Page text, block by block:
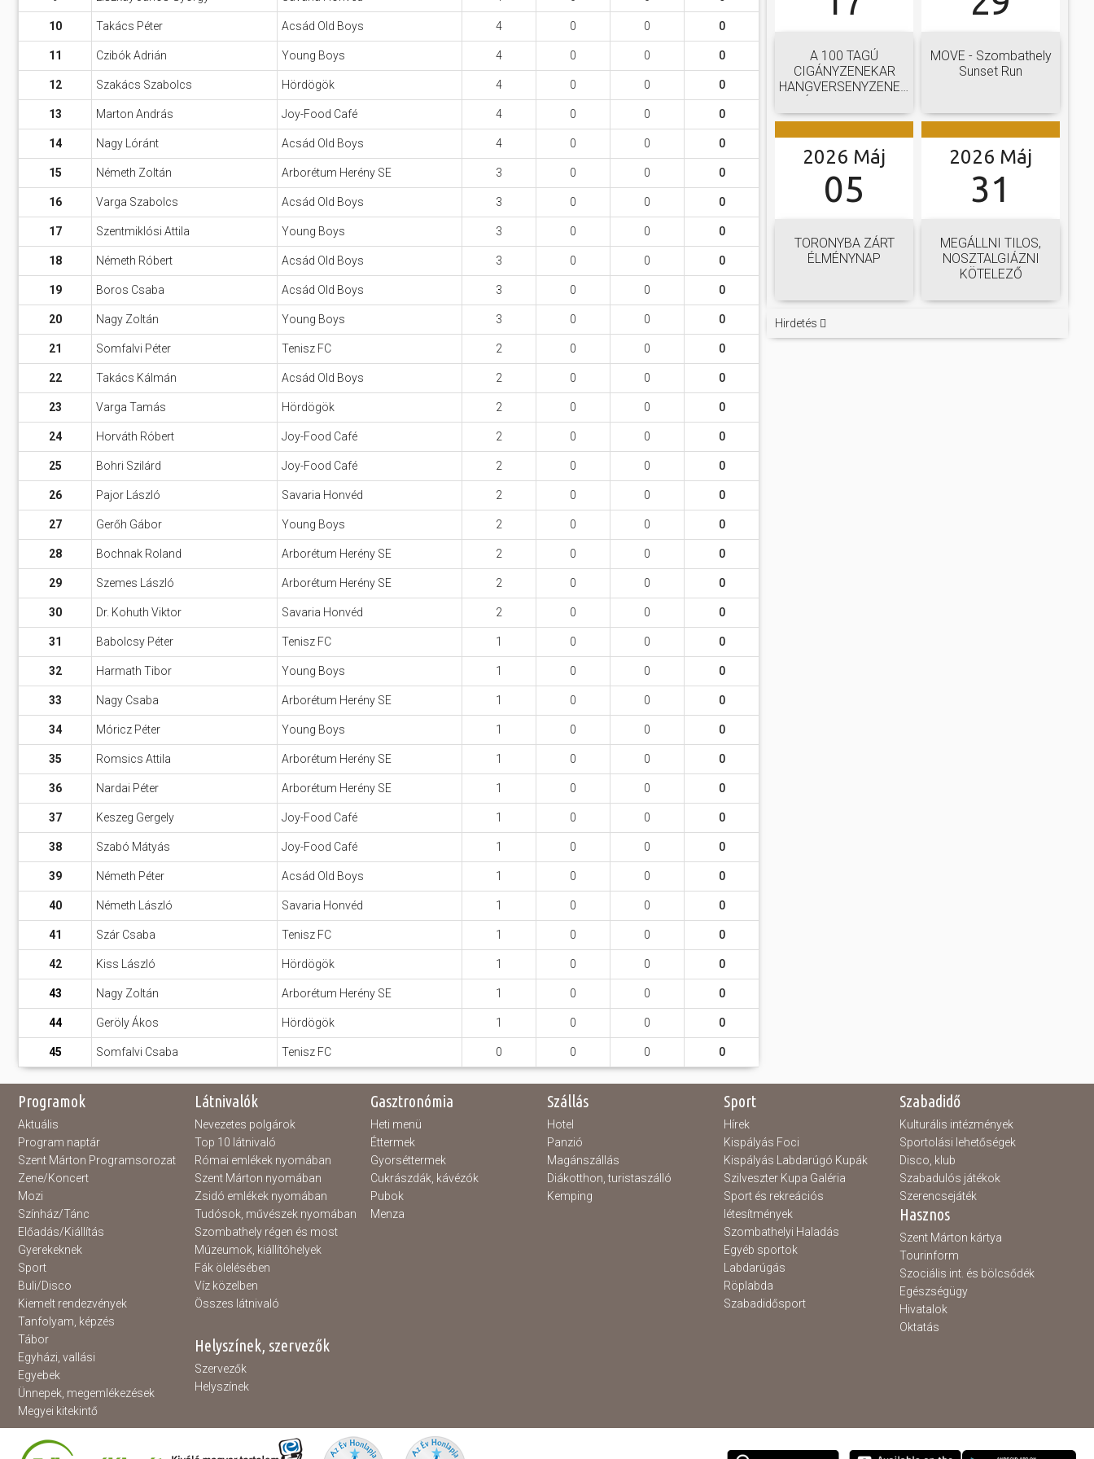
A 100 TAGÚ
CIGÁNYZENEKAR
HANGVERSENYZENEKARI
MOVE - Szombathely
Sunset Run
2026 Máj
05
TORONYBA ZÁRT
ÉLMÉNYNAP
2026 Máj
31
MEGÁLLNI TILOS,
NOSZTALGIÁZNI
KÖTELEZŐ
Hirdetés
10 Takács Péter Acsád Old Boys 4 0 0 0
11 Czibók Adrián Young Boys 4 0 0 0
12 Szakács Szabolcs Hördögök 4 0 0 0
13 Marton András Joy-Food Café 4 0 0 0
14 Nagy Lóránt Acsád Old Boys 4 0 0 0
15 Németh Zoltán Arborétum Herény SE 3 0 0 0
16 Varga Szabolcs Acsád Old Boys 3 0 0 0
17 Szentmiklósi Attila Young Boys 3 0 0 0
18 Németh Róbert Acsád Old Boys 3 0 0 0
19 Boros Csaba Acsád Old Boys 3 0 0 0
20 Nagy Zoltán Young Boys 3 0 0 0
21 Somfalvi Péter Tenisz FC 2 0 0 0
22 Takács Kálmán Acsád Old Boys 2 0 0 0
23 Varga Tamás Hördögök 2 0 0 0
24 Horváth Róbert Joy-Food Café 2 0 0 0
25 Bohri Szilárd Joy-Food Café 2 0 0 0
26 Pajor László Savaria Honvéd 2 0 0 0
27 Gerőh Gábor Young Boys 2 0 0 0
28 Bochnak Roland Arborétum Herény SE 2 0 0 0
29 Szemes László Arborétum Herény SE 2 0 0 0
30 Dr. Kohuth Viktor Savaria Honvéd 2 0 0 0
31 Babolcsy Péter Tenisz FC 1 0 0 0
32 Harmath Tibor Young Boys 1 0 0 0
33 Nagy Csaba Arborétum Herény SE 1 0 0 0
34 Móricz Péter Young Boys 1 0 0 0
35 Romsics Attila Arborétum Herény SE 1 0 0 0
36 Nardai Péter Arborétum Herény SE 1 0 0 0
37 Keszeg Gergely Joy-Food Café 1 0 0 0
38 Szabó Mátyás Joy-Food Café 1 0 0 0
39 Németh Péter Acsád Old Boys 1 0 0 0
40 Németh László Savaria Honvéd 1 0 0 0
41 Szár Csaba Tenisz FC 1 0 0 0
42 Kiss László Hördögök 1 0 0 0
43 Nagy Zoltán Arborétum Herény SE 1 0 0 0
44 Geröly Ákos Hördögök 1 0 0 0
45 Somfalvi Csaba Tenisz FC 0 0 0 0
Programok
Aktuális
Program naptár
Szent Márton Programsorozat
Zene/Koncert
Mozi
Színház/Tánc
Előadás/Kiállítás
Gyerekeknek
Sport
Buli/Disco
Kiemelt rendezvények
Tanfolyam, képzés
Tábor
Egyházi, vallási
Egyebek
Ünnepek, megemlékezések
Megyei kitekintő
Látnivalók
Nevezetes polgárok
Top 10 látnivaló
Római emlékek nyomában
Szent Márton nyomában
Zsidó emlékek nyomában
Tudósok, művészek nyomában
Szombathely régen és most
Múzeumok, kiállítóhelyek
Fák ölelésében
Víz közelben
Összes látnivaló
Gasztronómia
Heti menü
Éttermek
Gyorséttermek
Cukrászdák, kávézók
Pubok
Menza
Szállás
Hotel
Panzió
Magánszállás
Diákotthon, turistaszálló
Kemping
Sport
Hírek
Kispályás Foci
Kispályás Labdarúgó Kupák
Szilveszter Kupa Galéria
Sport és rekreációs
létesítmények
Szombathelyi Haladás
Egyéb sportok
Labdarúgás
Röplabda
Szabadidősport
Szabadidő
Kulturális intézmények
Sportolási lehetőségek
Disco, klub
Szabadulós játékok
Szerencsejáték
Hasznos
Szent Márton kártya
Tourinform
Szociális int. és bölcsődék
Egészségügy
Hivatalok
Oktatás
Helyszínek, szervezők
Szervezők
Helyszínek